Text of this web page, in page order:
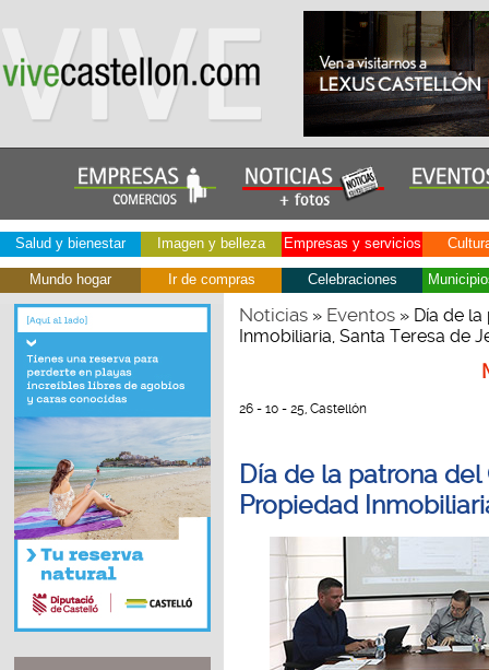
Salud y bienestar Imagen y belleza Empresas y servicios
Mundo hogar Ir de compras Celebraciones
Noticias» Eventos» Día de la
Inmobiliaria, Santa Teresa de
26 - 10 - 25, Castellón
Día de la patrona
Propiedad